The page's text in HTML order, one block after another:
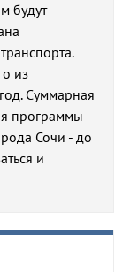
будут
из
Суммарная
программы
Сочи - до
и